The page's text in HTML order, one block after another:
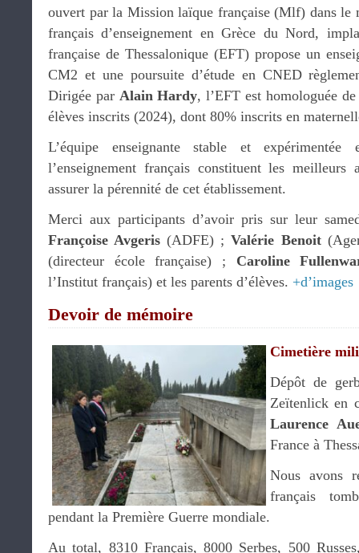
ouvert par la Mission laïque française (Mlf) dans le
français d’enseignement en Grèce du Nord,
française de Thessalonique (EFT) propose un
CM2 et une poursuite d’étude en CNED
Dirigée par Alain Hardy, l’EFT est homologuée
élèves inscrits (2024), dont 80% inscrits en
L’équipe enseignante stable et
l’enseignement français constituent les meilleurs
assurer la pérennité de cet établissement.
Merci aux participants d’avoir pris sur leur
Françoise Avgeris (ADFE) ;Valérie Benoit
(directeur école française) ; Caroline
l’Institut français) et les parents d’élèves. +d’images
Devoir de mémoire
Cimetière
Dépôt de
Zeïtenlick en
Laurence
France à
Nous avons
français
pendant la Première Guerre mondiale.
Au total, 8310 Français, 8000 Serbes, 500